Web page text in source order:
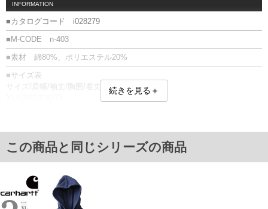
INFORMATION
■カタログコード i028279
■M-CODE n-403
■素材 綿80%、ポリエステル20%
■サイズ表
サイズ/肩幅/袖丈/胸囲/着丈
返品交換希望の方は、商品到着後1週間以内にご連絡ください。
※【ボトムの裾上げをご希望の場合】
裾上げ料金は500円+税となります。
備考欄に股下●cmとご記入下さい。（裾上げ無料対象商品は1本につき税込6,000円以
続きを見る＋
この商品と同じシリーズの商品